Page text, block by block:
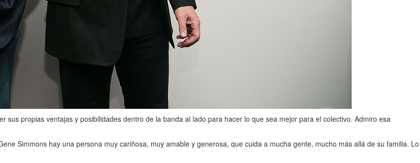
propias ventajas y posibilidades dentro de la banda al lado para hacer lo que sea mejor para el colectivo. Admiro esa
Simmons hay una persona muy cariñosa, muy amable y generosa, que cuida a mucha gente, mucho más allá de su familia. Lo